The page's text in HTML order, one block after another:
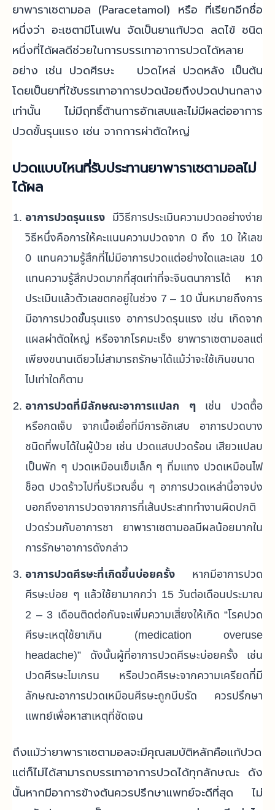
ยาพาราเซตามอล (Paracetamol) หรือ ที่เรียกอีกชื่อ
หนึ่งว่า อะเซตามีโนเฟน จัดเป็นยาแก้ปวด ลดไข้ ชนิด
หนึ่งที่ได้ผลดีช่วยในการบรรเทาอาการปวดได้หลาย
อย่าง เช่น ปวดศีรษะ ปวดไหล่ ปวดหลัง เป็นต้น
โดยเป็นยาที่ใช้บรรเทาอาการปวดน้อยถึงปวดปานกลาง
เท่านั้น ไม่มีฤทธิ์ต้านการอักเสบและไม่มีผลต่ออาการ
ปวดขั้นรุนแรง เช่น จากการผ่าตัดใหญ่
ปวดแบบไหนที่รับประทานยาพาราเซตามอลไม่
ได้ผล
อาการปวดรุนแรง มีวิธีการประเมินความปวดอย่างง่าย
วิธีหนึ่งคือการให้คะแนนความปวดจาก 0 ถึง 10 ให้เลข
0 แทนความรู้สึกที่ไม่มีอาการปวดแต่อย่างใดและเลข 10
แทนความรู้สึกปวดมากที่สุดเท่าที่จะจินตนาการได้ หาก
ประเมินแล้วตัวเลขตกอยู่ในช่วง 7 – 10 นั่นหมายถึงการ
มีอาการปวดขั้นรุนแรง อาการปวดรุนแรง เช่น เกิดจาก
แผลผ่าตัดใหญ่ หรือจากโรคมะเร็ง ยาพาราเซตามอลแต่
เพียงขนานเดียวไม่สามารถรักษาได้แม้ว่าจะใช้เกินขนาด
ไปเท่าใดก็ตาม
อาการปวดที่มีลักษณะอาการแปลก ๆเช่น ปวดตื้อ
หรือกดเจ็บ จากเนื้อเยื่อที่มีการอักเสบ อาการปวดบาง
ชนิดที่พบได้ในผู้ป่วย เช่น ปวดแสบปวดร้อน เสียวแปลบ
เป็นพัก ๆ ปวดเหมือนเข็มเล็ก ๆ ทิ่มแทง ปวดเหมือนไฟ
ช็อต ปวดร้าวไปที่บริเวณอื่น ๆ อาการปวดเหล่านี้อาจบ่ง
บอกถึงอาการปวดจากการที่เส้นประสาททำงานผิดปกติ
ปวดร่วมกับอาการชา ยาพาราเซตามอลมีผลน้อยมากใน
การรักษาอาการดังกล่าว
อาการปวดศีรษะที่เกิดขึ้นบ่อยครั้ง
หากมีอาการปวด
ศีรษะบ่อย ๆ แล้วใช้ยามากกว่า 15 วันต่อเดือนประมาณ
2 – 3 เดือนติดต่อกันจะเพิ่มความเสี่ยงให้เกิด “โรคปวด
ศีรษะเหตุใช้ยาเกิน (medication overuse
headache)” ดังนั้นผู้ที่อาการปวดศีรษะบ่อยครั้ง เช่น
ปวดศีรษะไมเกรน หรือปวดศีรษะจากความเครียดที่มี
ลักษณะอาการปวดเหมือนศีรษะถูกบีบรัด ควรปรึกษา
แพทย์เพื่อหาสาเหตุที่ชัดเจน
ถึงแม้ว่ายาพาราเซตามอลจะมีคุณสมบัติหลักคือแก้ปวด
แต่ก็ไม่ได้สามารถบรรเทาอาการปวดได้ทุกลักษณะ ดัง
นั้นหากมีอาการข้างต้นควรปรึกษาแพทย์จะดีที่สุด ไม่